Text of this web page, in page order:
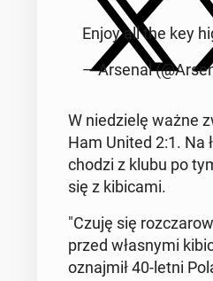
Enjoy all the key
— Arsenal
W nie­dzie­lę ważne
Ham United 2:1. Na
cho­dzi z klubu po
się z ki­bi­ca­mi.
"Czuję się
przed wła­sny­mi
oznaj­mił 40-letni